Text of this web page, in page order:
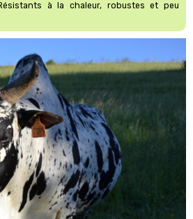
à la chaleur, robustes et peu